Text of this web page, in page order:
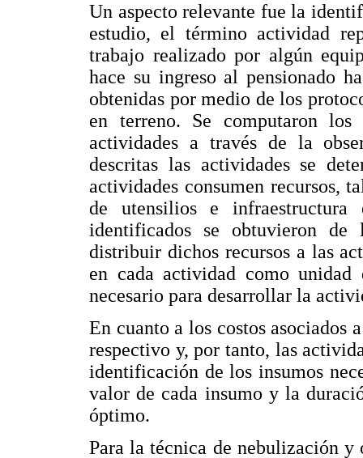
Un aspecto relevante fue la
estudio, el término actividad
trabajo realizado por algún
hace su ingreso al pensionado
obtenidas por medio de los
en terreno. Se computaron
actividades a través de la
descritas las actividades se
actividades consumen recursos,
de utensilios e
identificados se obtuvieron de
distribuir dichos recursos a las
en cada actividad como
necesario para desarrollar la
En cuanto a los costos
respectivo y, por tanto, las
identificación de los insumos
valor de cada insumo y la
óptimo.
Para la técnica de nebulización